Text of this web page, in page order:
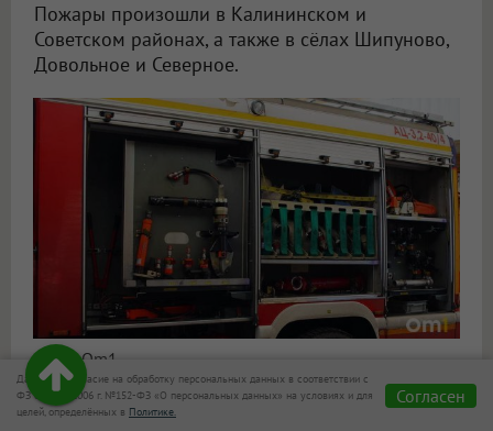
Пожары произошли в Калининском и
Советском районах, а также в сёлах Шипуново,
Довольное и Северное.
Фото: Om1
В Новосибирской области за минувшие сутки
Даю своё согласие на обработку персональных данных в соответствии с
ФЗ от 27.07.2006 г. №152-ФЗ «О персональных данных» на условиях и для
целей, определённых в Политике.
Согласен